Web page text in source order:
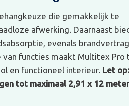
die gemakkelijk te
afwerking. Daarnaast
evenals
van functies maakt Multitex Pro
en functioneel interieur. Let
tot maximaal 2,91 x 12